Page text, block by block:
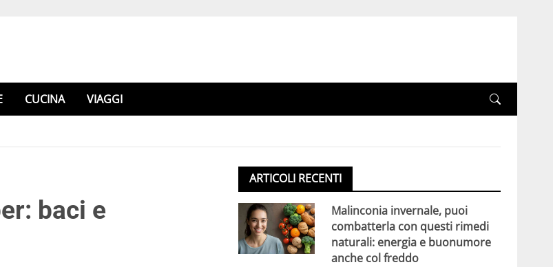
CUCINA VIAGGI
baci e
ARTICOLI RECENTI
Malinconia invernale, puoi
combatterla con questi rimedi
naturali: energia e buonumore
anche col freddo